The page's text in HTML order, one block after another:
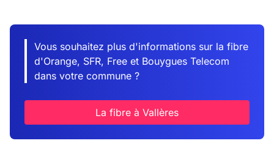
Vous souhaitez plus d'informations sur la fibre
d'Orange, SFR, Free et Bouygues Telecom
dans votre commune ?
La fibre à Vallères